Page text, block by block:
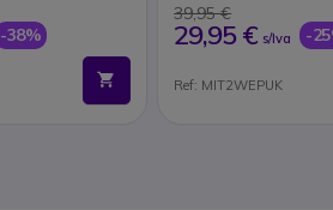
-38%
39,95 €
29,95 € s/Iva -
Ref: MIT2WEPUK